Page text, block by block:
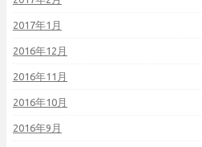
2017年1月
2016年12月
2016年11月
2016年10月
2016年9月